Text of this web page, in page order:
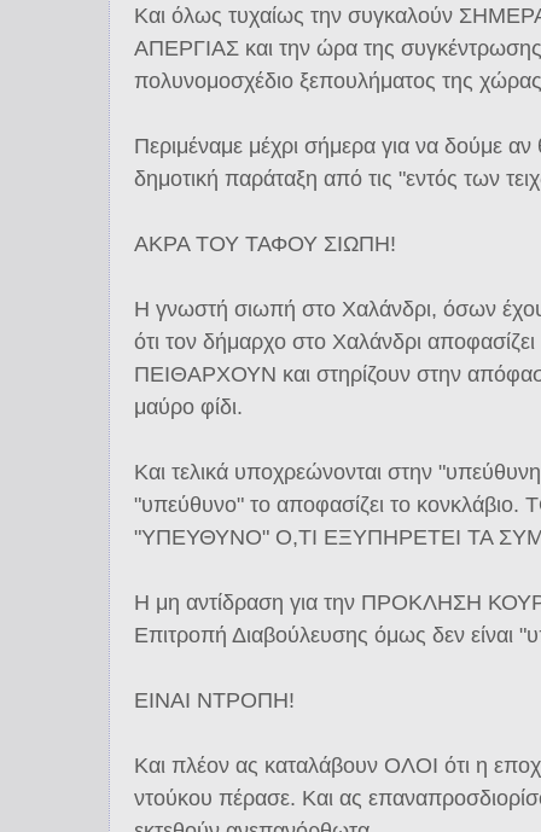
Και όλως τυχαίως την συγκαλούν
ΑΠΕΡΓΙΑΣ και την ώρα της συγκέντρωσης
πολυνομοσχέδιο ξεπουλήματος της
Περιμέναμε μέχρι σήμερα για να δούμε
δημοτική παράταξη από τις "εντός των
ΑΚΡΑ ΤΟΥ ΤΑΦΟΥ ΣΙΩΠΗ!
Η γνωστή σιωπή στο Χαλάνδρι, όσων
ότι τον δήμαρχο στο Χαλάνδρι
ΠΕΙΘΑΡΧΟΥΝ και στηρίζουν στην
μαύρο φίδι.
Και τελικά υποχρεώνονται στην
"υπεύθυνο" το αποφασίζει το
"ΥΠΕΥΘΥΝΟ" Ο,ΤΙ ΕΞΥΠΗΡΕΤΕΙ ΤΑ
Η μη αντίδραση για την ΠΡΟΚΛΗΣΗ
Επιτροπή Διαβούλευσης όμως δεν είναι
ΕΙΝΑΙ ΝΤΡΟΠΗ!
Και πλέον ας καταλάβουν ΟΛΟΙ ότι η
ντούκου πέρασε. Και ας